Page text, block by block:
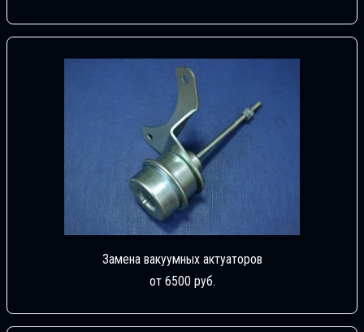
Замена вакуумных актуаторов
от 6500 руб.